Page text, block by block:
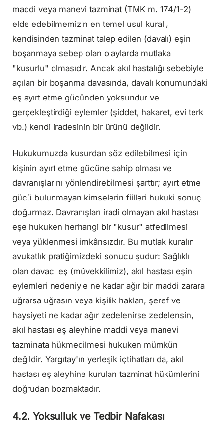
maddi veya manevi tazminat (TMK m. 174/1-2)
elde edebilmemizin en temel usul kuralı,
kendisinden tazminat talep edilen (davalı) eşin
boşanmaya sebep olan olaylarda mutlaka
"kusurlu" olmasıdır. Ancak akıl hastalığı sebebiyle
açılan bir boşanma davasında, davalı konumundaki
eş ayırt etme gücünden yoksundur ve
gerçekleştirdiği eylemler (şiddet, hakaret, evi terk
vb.) kendi iradesinin bir ürünü değildir.
Hukukumuzda kusurdan söz edilebilmesi için
kişinin ayırt etme gücüne sahip olması ve
davranışlarını yönlendirebilmesi şarttır; ayırt etme
gücü bulunmayan kimselerin fiilleri hukuki sonuç
doğurmaz. Davranışları iradi olmayan akıl hastası
eşe hukuken herhangi bir "kusur" atfedilmesi
veya yüklenmesi imkânsızdır. Bu mutlak kuralın
avukatlık pratiğimizdeki sonucu şudur: Sağlıklı
olan davacı eş (müvekkilimiz), akıl hastası eşin
eylemleri nedeniyle ne kadar ağır bir maddi zarara
uğrarsa uğrasın veya kişilik hakları, şeref ve
haysiyeti ne kadar ağır zedelenirse zedelensin,
akıl hastası eş aleyhine maddi veya manevi
tazminata hükmedilmesi hukuken mümkün
değildir. Yargıtay'ın yerleşik içtihatları da, akıl
hastası eş aleyhine kurulan tazminat hükümlerini
doğrudan bozmaktadır.
4.2. Yoksulluk ve Tedbir Nafakası